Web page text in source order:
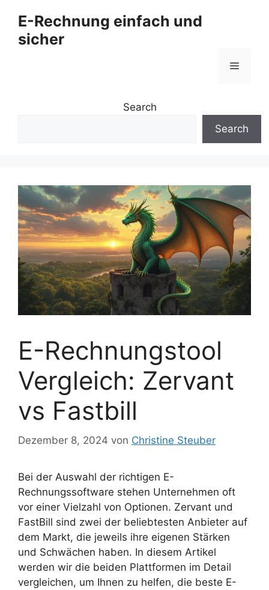
Inhalt
springen
E-Rechnung einfach und
sicher
Menü
Search
Search
E-Rechnungstool
Vergleich: Zervant
vs Fastbill
Dezember 8, 2024 von Christine Steuber
Bei der Auswahl der richtigen E-
Rechnungssoftware stehen Unternehmen oft
vor einer Vielzahl von Optionen. Zervant und
FastBill sind zwei der beliebtesten Anbieter auf
dem Markt, die jeweils ihre eigenen Stärken
und Schwächen haben. In diesem Artikel
werden wir die beiden Plattformen im Detail
vergleichen, um Ihnen zu helfen, die beste E-